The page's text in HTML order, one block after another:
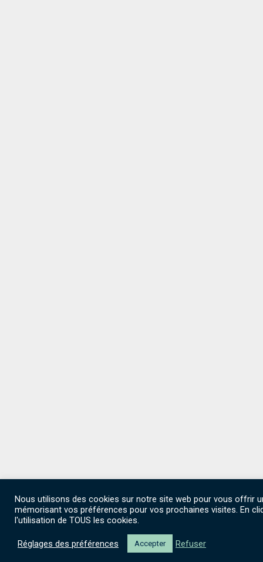
Nous utilisons des cookies sur notre site web pour vous offrir
mémorisant vos préférences pour vos prochaines visites. En
l'utilisation de TOUS les cookies.
Réglages des préférences Accepter Refuser